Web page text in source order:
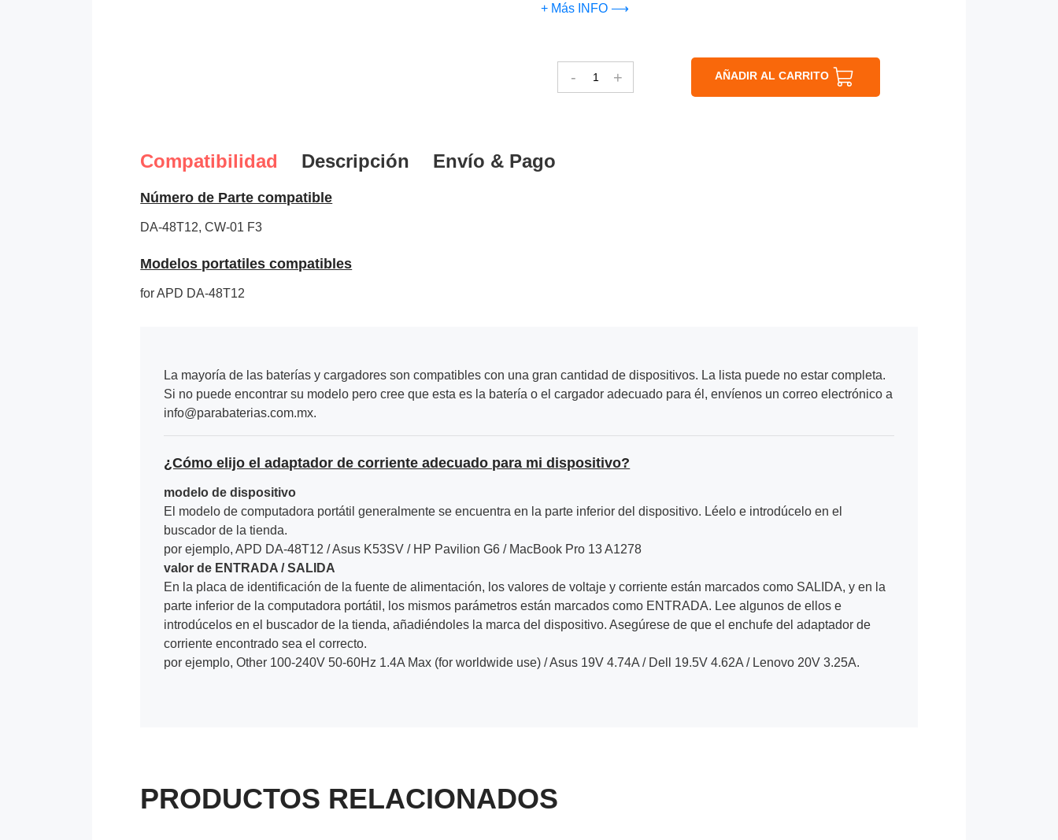
+ Más INFO ⟶
- + AÑADIR AL CARRITO
Compatibilidad Descripción Envío & Pago
Número de Parte compatible
DA-48T12, CW-01 F3
Modelos portatiles compatibles
for APD DA-48T12
La mayoría de las baterías y cargadores son compatibles con una gran cantidad de dispositivos. La lista puede no estar completa.
Si no puede encontrar su modelo pero cree que esta es la batería o el cargador adecuado para él, envíenos un correo electrónico a
info@parabaterias.com.mx.
¿Cómo elijo el adaptador de corriente adecuado para mi dispositivo?
modelo de dispositivo
El modelo de computadora portátil generalmente se encuentra en la parte inferior del dispositivo. Léelo e introdúcelo en el
buscador de la tienda.
por ejemplo, APD DA-48T12 / Asus K53SV / HP Pavilion G6 / MacBook Pro 13 A1278
valor de ENTRADA / SALIDA
En la placa de identificación de la fuente de alimentación, los valores de voltaje y corriente están marcados como SALIDA, y en la
parte inferior de la computadora portátil, los mismos parámetros están marcados como ENTRADA. Lee algunos de ellos e
introdúcelos en el buscador de la tienda, añadiéndoles la marca del dispositivo. Asegúrese de que el enchufe del adaptador de
corriente encontrado sea el correcto.
por ejemplo, Other 100-240V 50-60Hz 1.4A Max (for worldwide use) / Asus 19V 4.74A / Dell 19.5V 4.62A / Lenovo 20V 3.25A.
PRODUCTOS RELACIONADOS